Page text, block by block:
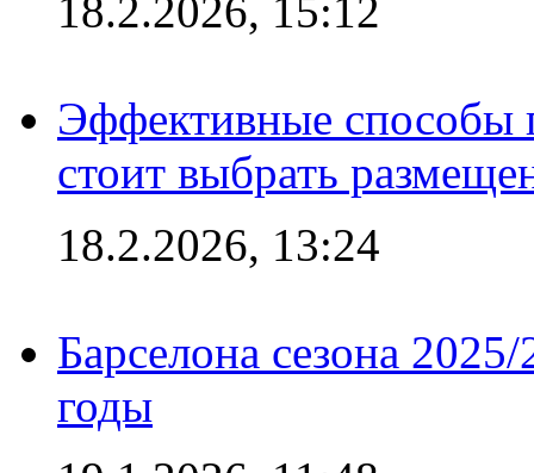
18.2.2026, 15:12
Эффективные способы
стоит выбрать
18.2.2026, 13:24
Барселона сезона
годы